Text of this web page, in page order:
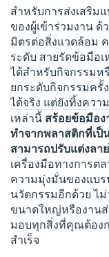
สำหรับการส่งเสริ
ของผู้เข้าร่วมงาน
มิตรต่อสิ่งแวดล้อม
ระดับ สายรัดข้อมือ
ได้สำหรับกิจกรรมห
ยกระดับกิจกรรมครั้
ได้จริง แต่ยังทิ้งคว
เหล่านี้ สร้อยข้อมือ
ทำจากพลาสติกที่เ
สามารถปรับแต่งลา
เครื่องมือทางการต
ความมุ่งมั่นของแบ
นวัตกรรมอีกด้วย ไ
ขนาดใหญ่หรืองานส่
มอบทุกสิ่งที่คุณต้อง
สำเร็จ